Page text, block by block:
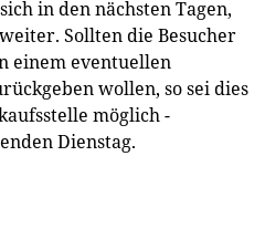
in den nächsten Tagen,
Sollten die Besucher
einem eventuellen
wollen, so sei dies
möglich -
Dienstag.